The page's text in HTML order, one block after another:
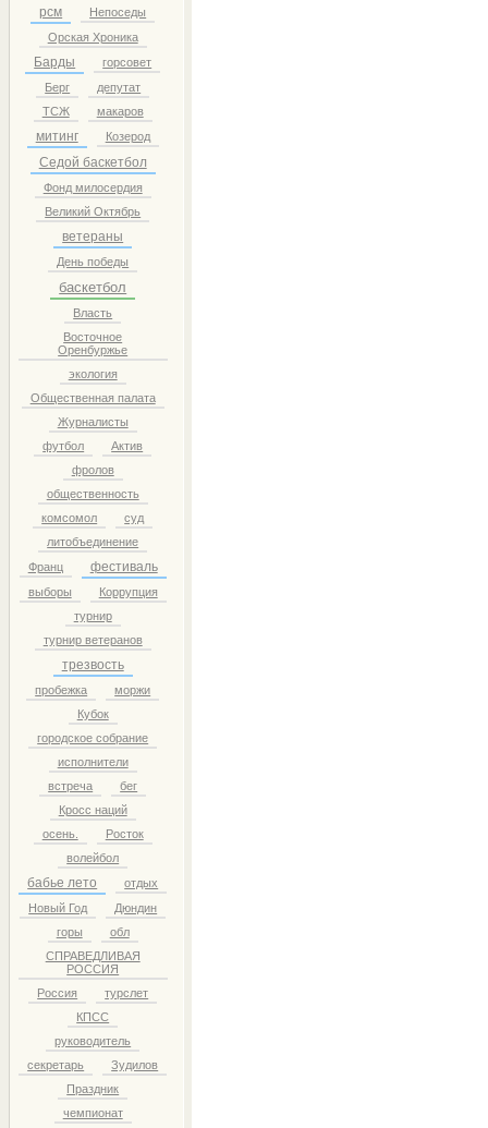
рсм
Непоседы
Орская Хроника
Барды
горсовет
Берг
депутат
ТСЖ
макаров
митинг Козерод
Седой баскетбол
Фонд милосердия
Великий Октябрь
ветераны
День победы
баскетбол
Власть
Восточное
Оренбуржье
экология
Общественная палата
Журналисты
футбол
Актив
фролов
общественность
комсомол
суд
литобъединение
Франц
фестиваль
выборы
Коррупция
турнир
турнир ветеранов
трезвость
пробежка
моржи
Кубок
городское собрание
исполнители
встреча
бег
Кросс наций
осень.
Росток
волейбол
бабье лето
отдых
Новый Год
Дюндин
горы
обл
СПРАВЕДЛИВАЯ
РОССИЯ
Россия
турслет
КПСС
руководитель
секретарь
Зудилов
Праздник
чемпионат